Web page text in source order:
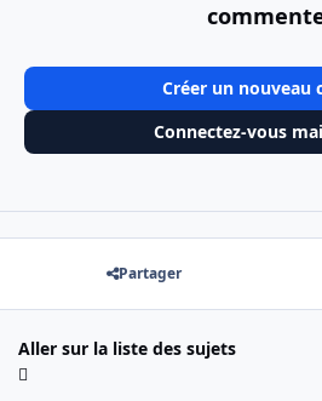
Créer un nouveau
Connectez-vous
Partager
Aller sur la liste des sujets